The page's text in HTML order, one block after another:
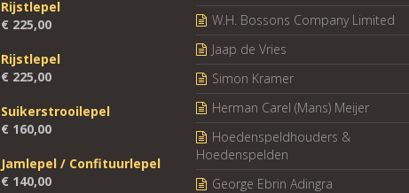
Rijstlepel
€ 225,00
Rijstlepel
€ 225,00
Suikerstrooilepel
€ 160,00
Jamlepel / Confituurlepel
€ 140,00
W.H. Bossons Company Limited
Jaap de Vries
Simon Kramer
Herman Carel (Mans) Meijer
Hoedenspeldhouders &
Hoedenspelden
George Ebrin Adingra